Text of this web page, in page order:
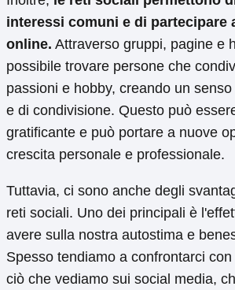
interessi comuni e di partecipare
online. Attraverso gruppi, pagine e
possibile trovare persone che
passioni e hobby, creando un
e di condivisione. Questo può
gratificante e può portare a nuove
crescita personale e professionale.
Tuttavia, ci sono anche degli
reti sociali. Uno dei principali è
avere sulla nostra autostima e
Spesso tendiamo a confrontarci
ciò che vediamo sui social media,